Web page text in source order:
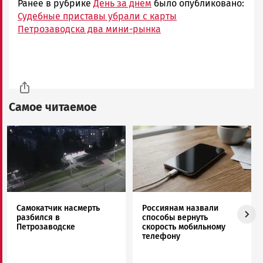
Ранее в рубрике День за днем было опубликовано:
Судебные приставы убрали с карты
Петрозаводска два мини-рынка
Самое читаемое
Image
Самокатчик насмерть
разбился в
Петрозаводске
Image
Россиянам назвали
способы вернуть
скорость мобильному
телефону